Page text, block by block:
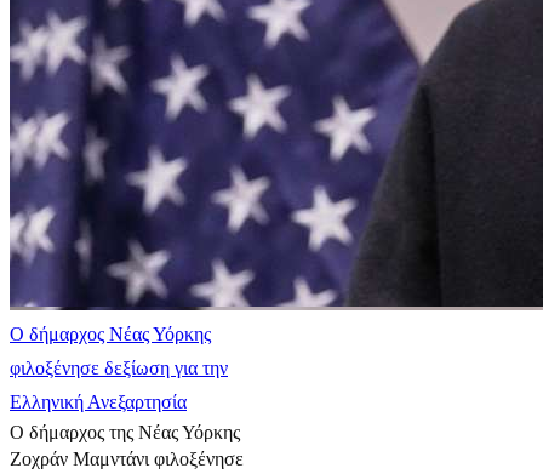
Ο δήμαρχος Νέας Υόρκης
φιλοξένησε δεξίωση για την
Ελληνική Ανεξαρτησία
Ο δήμαρχος της Νέας Υόρκης
Ζοχράν Μαμντάνι φιλοξένησε